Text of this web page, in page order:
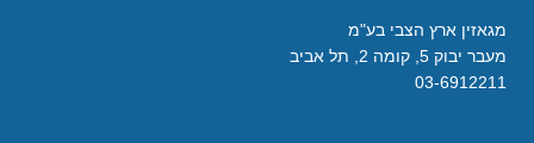
מגאזין ארץ הצבי בע"מ
מעבר יבוק 5, קומה 2, תל אביב
03-6912211